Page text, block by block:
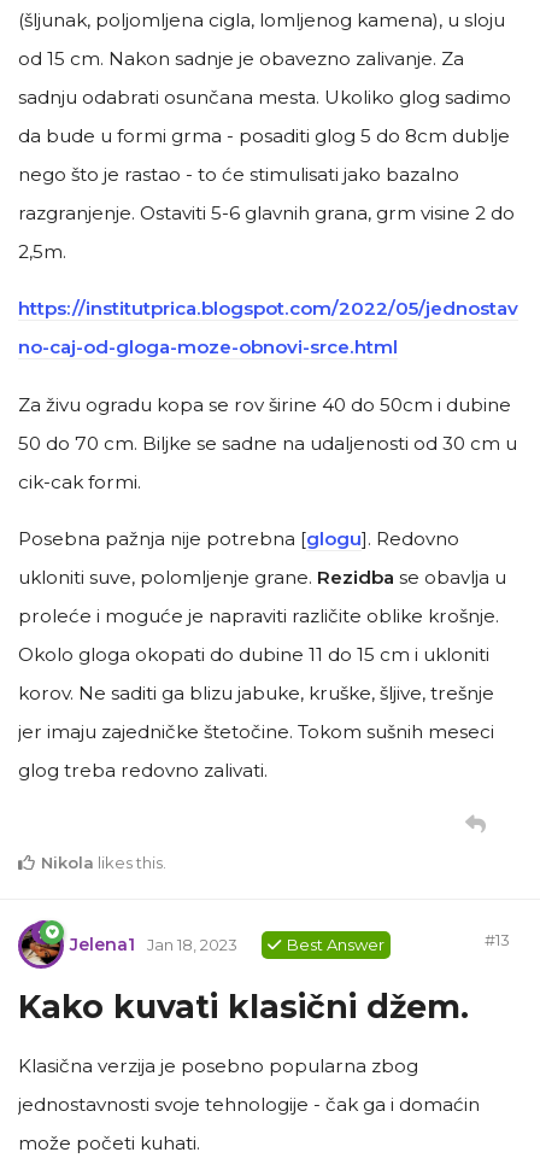
(šljunak, poljomljena cigla, lomljenog kamena), u sloju
od 15 cm. Nakon sadnje je obavezno zalivanje. Za
sadnju odabrati osunčana mesta. Ukoliko glog sadimo
da bude u formi grma - posaditi glog 5 do 8cm dublje
nego što je rastao - to će stimulisati jako bazalno
razgranjenje. Ostaviti 5-6 glavnih grana, grm visine 2 do
2,5m.
https://institutprica.blogspot.com/2022/05/jednostav
no-caj-od-gloga-moze-obnovi-srce.html
Za živu ogradu kopa se rov širine 40 do 50cm i dubine
50 do 70 cm. Biljke se sadne na udaljenosti od 30 cm u
cik-cak formi.
Posebna pažnja nije potrebna [glogu]. Redovno
ukloniti suve, polomljenje grane. Rezidba se obavlja u
proleće i moguće je napraviti različite oblike krošnje.
Okolo gloga okopati do dubine 11 do 15 cm i ukloniti
korov. Ne saditi ga blizu jabuke, kruške, šljive, trešnje
jer imaju zajedničke štetočine. Tokom sušnih meseci
glog treba redovno zalivati.
Nikola likes this
Jelena1 Jan 18, 2023 #13
Best Answer
Kako kuvati klasični džem.
Klasična verzija je posebno popularna zbog
jednostavnosti svoje tehnologije - čak ga i domaćin
može početi kuhati.